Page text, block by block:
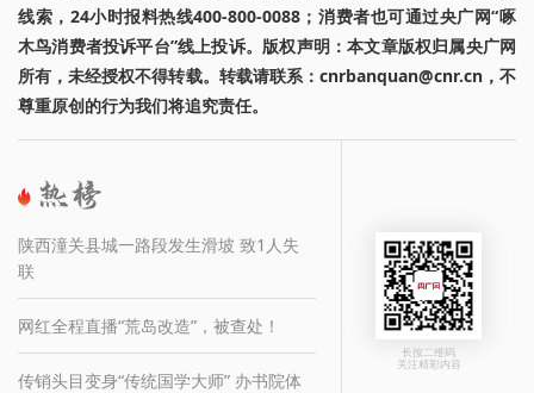
线索，24小时报料热线400-800-0088；消费者也可通过央广网“啄
木鸟消费者投诉平台”线上投诉。版权声明：本文章版权归属央广网
所有，未经授权不得转载。转载请联系：cnrbanquan@cnr.cn，不
尊重原创的行为我们将追究责任。
陕西潼关县城一路段发生滑坡 致1人失
联
网红全程直播“荒岛改造”，被查处！
传销头目变身“传统国学大师” 办书院体
长按二维码
关注精彩内容